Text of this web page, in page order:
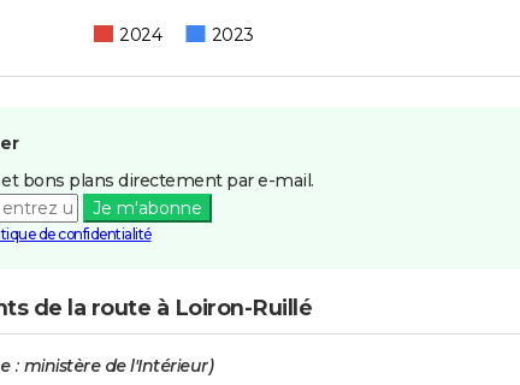
2024 2023
bons plans directement par e-mail.
Je m'abonne
de confidentialité
de la route à Loiron-Ruillé
: ministère de l'Intérieur)